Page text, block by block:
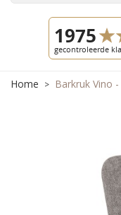
Home Barkruk Vino